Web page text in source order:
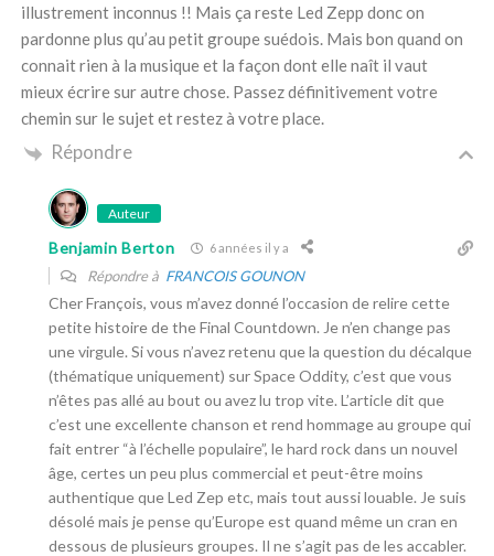
illustrement inconnus !! Mais ça reste Led Zepp donc on
pardonne plus qu’au petit groupe suédois. Mais bon quand on
connait rien à la musique et la façon dont elle naît il vaut
mieux écrire sur autre chose. Passez définitivement votre
chemin sur le sujet et restez à votre place.
Répondre
Auteur
Benjamin Berton 6 années il y a
Répondre à FRANCOIS GOUNON
Cher François, vous m’avez donné l’occasion de relire cette
petite histoire de the Final Countdown. Je n’en change pas
une virgule. Si vous n’avez retenu que la question du décalque
(thématique uniquement) sur Space Oddity, c’est que vous
n’êtes pas allé au bout ou avez lu trop vite. L’article dit que
c’est une excellente chanson et rend hommage au groupe qui
fait entrer “à l’échelle populaire”, le hard rock dans un nouvel
âge, certes un peu plus commercial et peut-être moins
authentique que Led Zep etc, mais tout aussi louable. Je suis
désolé mais je pense qu’Europe est quand même un cran en
dessous de plusieurs groupes. Il ne s’agit pas de les accabler.